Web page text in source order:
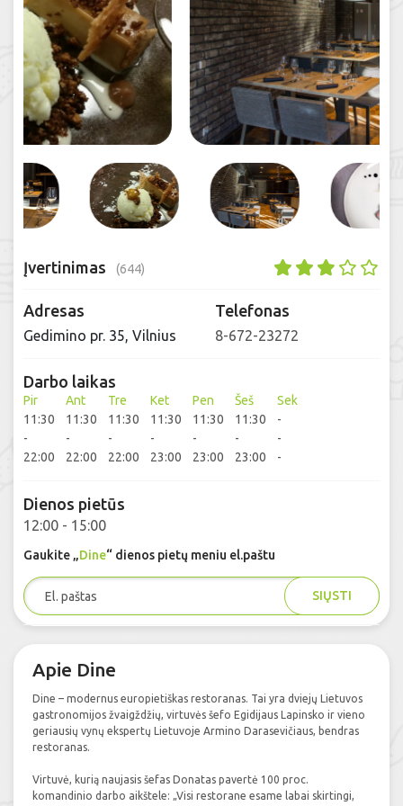
Įvertinimas (644)
Adresas
Gedimino pr. 35, Vilnius
Telefonas
8-672-23272
Darbo laikas
Pir
11:30
-
22:00
Ant
11:30
-
22:00
Tre
11:30
-
22:00
Ket
11:30
-
23:00
Pen
11:30
-
23:00
Šeš
11:30
-
23:00
Sek
-
-
-
Dienos pietūs
12:00 - 15:00
Gaukite „Dine“ dienos pietų meniu el.paštu
SIŲSTI
Apie Dine
Dine – modernus europietiškas restoranas. Tai yra dviejų Lietuvos
gastronomijos žvaigždžių, virtuvės šefo Egidijaus Lapinsko ir vieno
geriausių vynų ekspertų Lietuvoje Armino Darasevičiaus, bendras
restoranas.
Virtuvė, kurią naujasis šefas Donatas pavertė 100 proc.
komandinio darbo aikštele: „Visi restorane esame labai skirtingi,